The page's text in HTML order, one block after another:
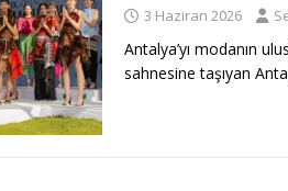
3 Haziran 2026
Antalya’yı modanın
sahnesine taşıyan